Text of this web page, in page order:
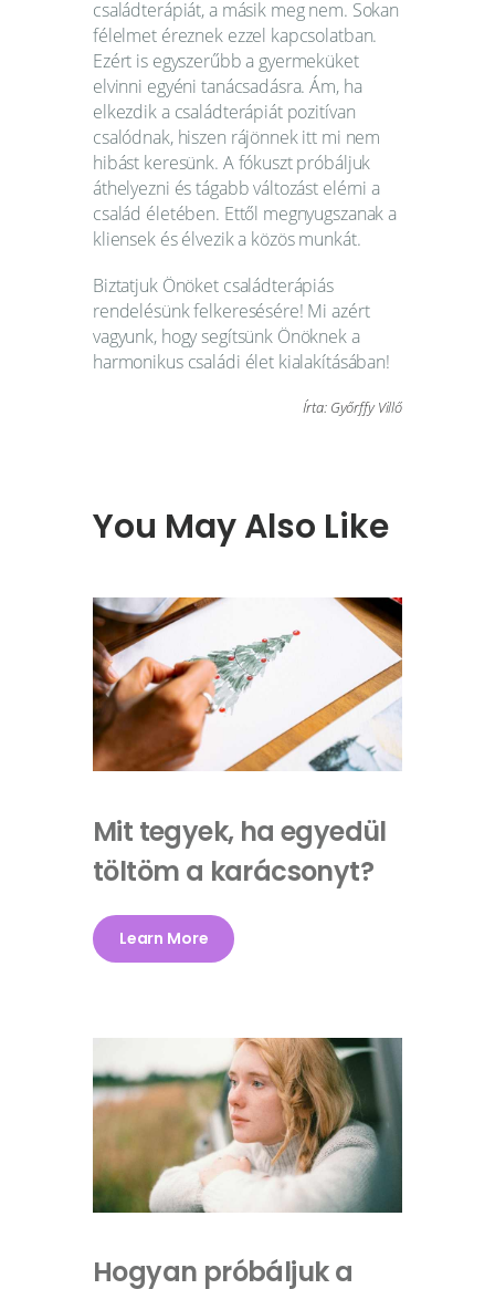
családterápiát, a másik meg nem. Sokan
félelmet éreznek ezzel kapcsolatban.
Ezért is egyszerűbb a gyermeküket
elvinni egyéni tanácsadásra. Ám, ha
elkezdik a családterápiát pozitívan
csalódnak, hiszen rájönnek itt mi nem
hibást keresünk. A fókuszt próbáljuk
áthelyezni és tágabb változást elérni a
család életében. Ettől megnyugszanak a
kliensek és élvezik a közös munkát.
Biztatjuk Önöket családterápiás
rendelésünk felkeresésére! Mi azért
vagyunk, hogy segítsünk Önöknek a
harmonikus családi élet kialakításában!
Írta: Győrffy Villő
You May Also Like
Mit tegyek, ha egyedül
töltöm a karácsonyt?
Learn More
Hogyan próbáljuk a